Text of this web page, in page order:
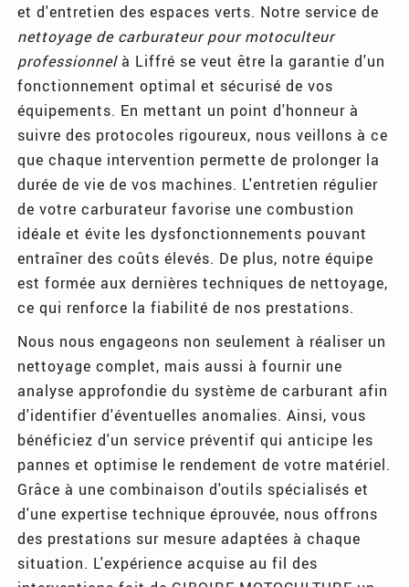
et d'entretien des espaces verts. Notre service de
nettoyage de carburateur pour motoculteur
professionnelà Liffré se veut être la garantie d'un
fonctionnement optimal et sécurisé de vos
équipements. En mettant un point d'honneur à
suivre des protocoles rigoureux, nous veillons à ce
que chaque intervention permette de prolonger la
durée de vie de vos machines. L'entretien régulier
de votre carburateur favorise une combustion
idéale et évite les dysfonctionnements pouvant
entraîner des coûts élevés. De plus, notre équipe
est formée aux dernières techniques de nettoyage,
ce qui renforce la fiabilité de nos prestations.
Nous nous engageons non seulement à réaliser un
nettoyage complet, mais aussi à fournir une
analyse approfondie du système de carburant afin
d'identifier d'éventuelles anomalies. Ainsi, vous
bénéficiez d'un service préventif qui anticipe les
pannes et optimise le rendement de votre matériel.
Grâce à une combinaison d'outils spécialisés et
d'une expertise technique éprouvée, nous offrons
des prestations sur mesure adaptées à chaque
situation. L'expérience acquise au fil des